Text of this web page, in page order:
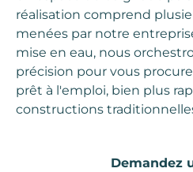
réalisation comprend
menées par notre
mise en eau, nous
précision pour vous
prêt à l'emploi, bien plus
constructions
Demandez